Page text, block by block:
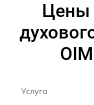
Цены
Услуга